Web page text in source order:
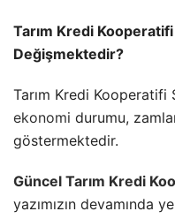
Tarım Kredi
Değişmektedir?
Tarım Kredi
ekonomi durumu,
göstermektedir.
Güncel Tarım Kredi
yazımızın devamında